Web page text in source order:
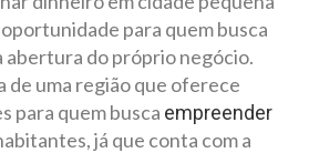
para quem busca
abertura do próprio negócio.
de uma região que oferece
para quem busca empreender
já que conta com a